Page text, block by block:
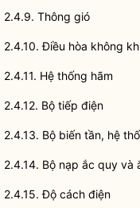
2.4.9. Thông gió
2.4.10. Điều hòa không
2.4.11. Hệ thống hãm
2.4.12. Bộ tiếp điện
2.4.13. Bộ biến tần, hệ
2.4.14. Bộ nạp ắc quy và
2.4.15. Độ cách điện